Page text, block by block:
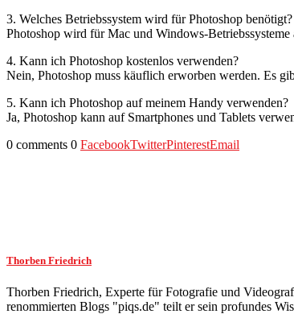
3. Welches Betriebssystem wird für Photoshop benötigt?
Photoshop wird für Mac und Windows-Betriebssysteme
4. Kann ich Photoshop kostenlos verwenden?
Nein, Photoshop muss käuflich erworben werden. Es
5. Kann ich Photoshop auf meinem Handy verwenden?
Ja, Photoshop kann auf Smartphones und Tablets
0 comments 0 FacebookTwitterPinterestEmail
Thorben Friedrich
Thorben Friedrich, Experte für Fotografie und
renommierten Blogs "piqs.de" teilt er sein profundes